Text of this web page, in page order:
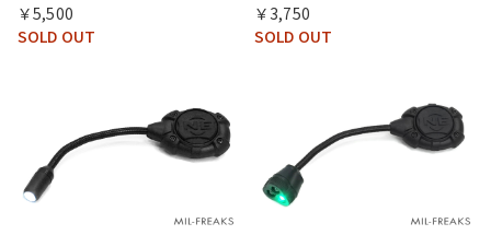
￥5,500
SOLD OUT
￥3,750
SOLD OUT